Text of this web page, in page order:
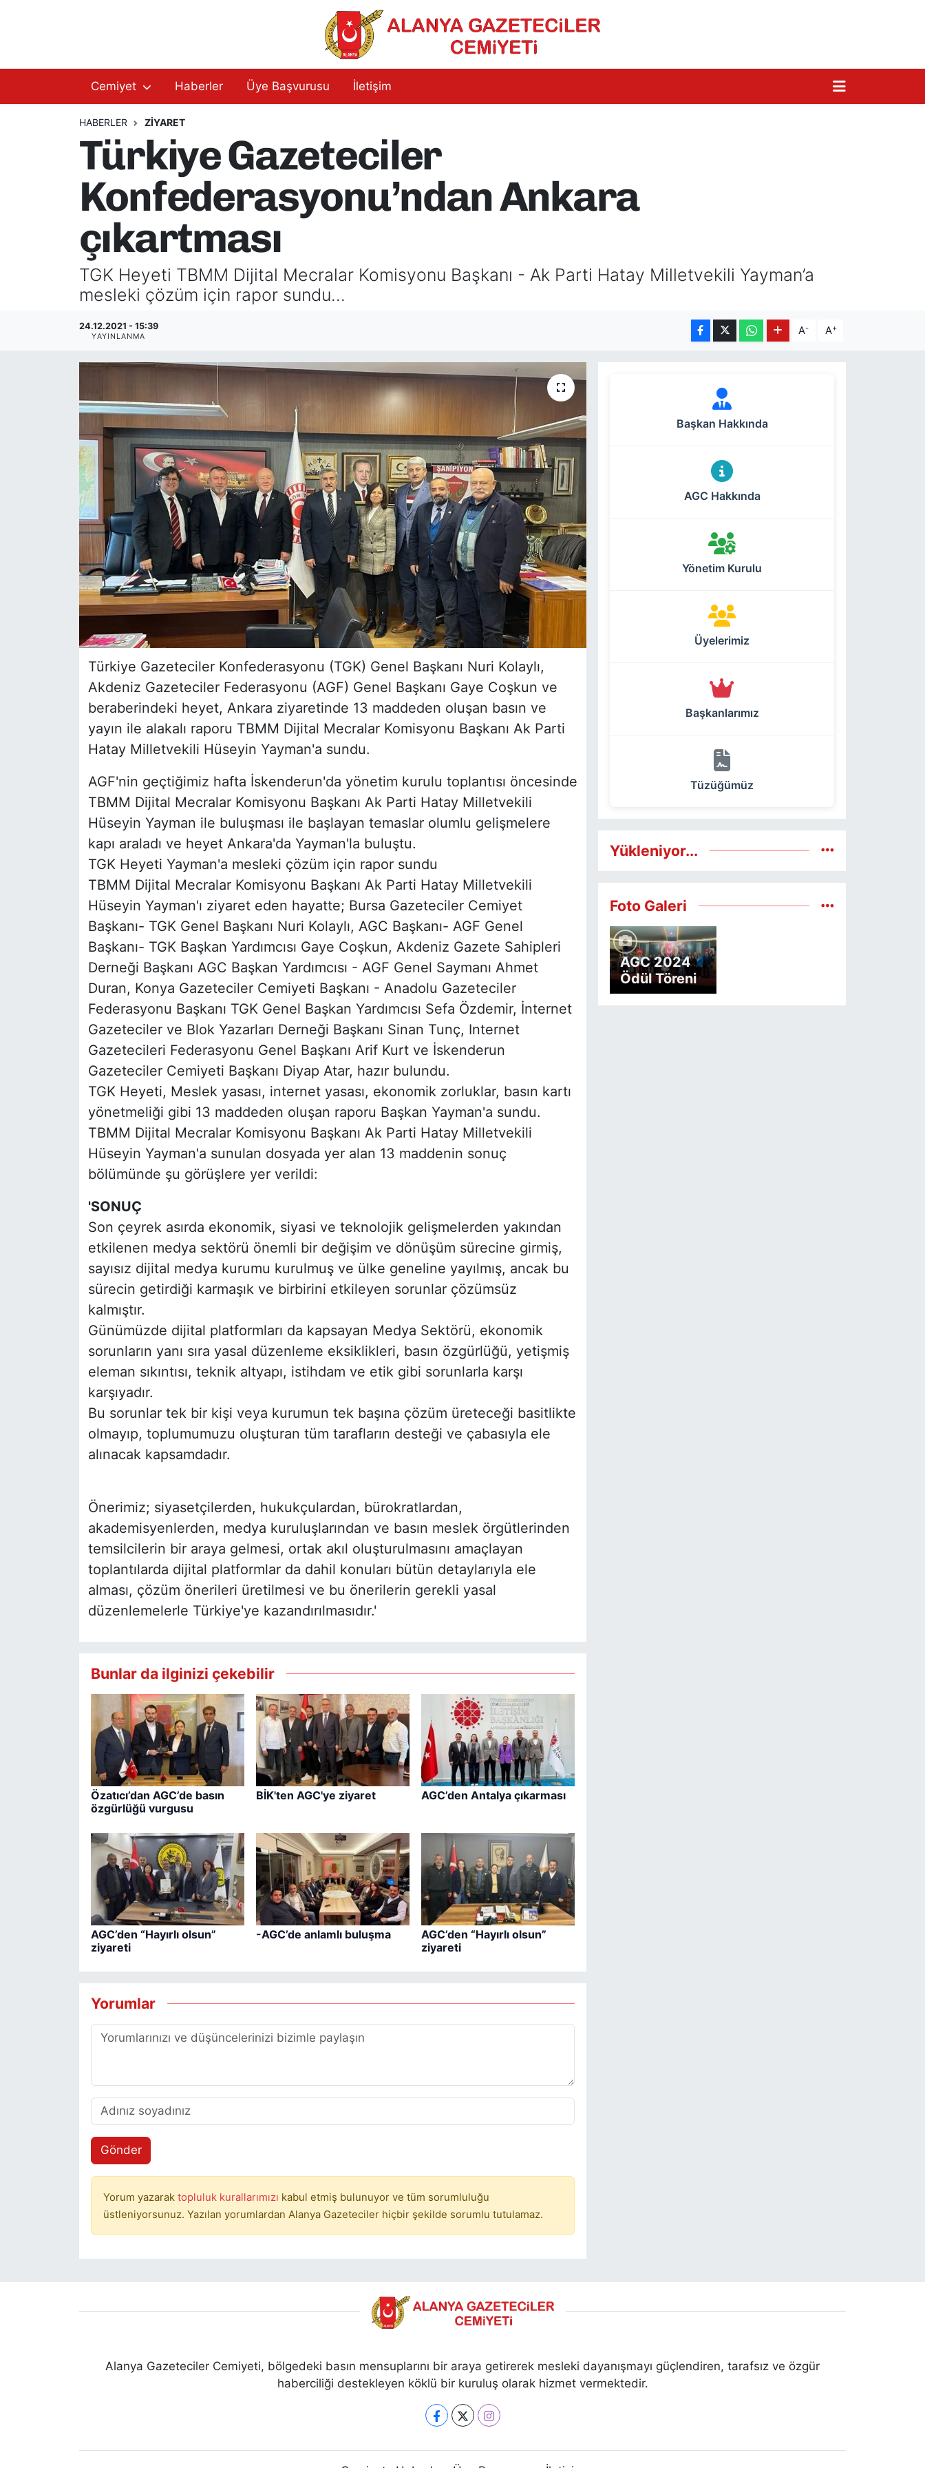
Cemiyet Haberler Üye Başvurusu İletişim
HABERLER ZIYARET
Türkiye Gazeteciler
Konfederasyonu’ndan Ankara
çıkartması
TGK Heyeti TBMM Dijital Mecralar Komisyonu Başkanı - Ak Parti Hatay Milletvekili Yayman’a
mesleki çözüm için rapor sundu…
24.12.2021 - 15:39
YAYINLANMA A- A+
Türkiye Gazeteciler Konfederasyonu (TGK) Genel Başkanı Nuri Kolaylı,
Akdeniz Gazeteciler Federasyonu (AGF) Genel Başkanı Gaye Coşkun ve
beraberindeki heyet, Ankara ziyaretinde 13 maddeden oluşan basın ve
yayın ile alakalı raporu TBMM Dijital Mecralar Komisyonu Başkanı Ak Parti
Hatay Milletvekili Hüseyin Yayman'a sundu.
AGF'nin geçtiğimiz hafta İskenderun'da yönetim kurulu toplantısı öncesinde
TBMM Dijital Mecralar Komisyonu Başkanı Ak Parti Hatay Milletvekili
Hüseyin Yayman ile buluşması ile başlayan temaslar olumlu gelişmelere
kapı araladı ve heyet Ankara'da Yayman'la buluştu.
TGK Heyeti Yayman'a mesleki çözüm için rapor sundu
TBMM Dijital Mecralar Komisyonu Başkanı Ak Parti Hatay Milletvekili
Hüseyin Yayman'ı ziyaret eden hayatte; Bursa Gazeteciler Cemiyet
Başkanı- TGK Genel Başkanı Nuri Kolaylı, AGC Başkanı- AGF Genel
Başkanı- TGK Başkan Yardımcısı Gaye Coşkun, Akdeniz Gazete Sahipleri
Derneği Başkanı AGC Başkan Yardımcısı - AGF Genel Saymanı Ahmet
Duran, Konya Gazeteciler Cemiyeti Başkanı - Anadolu Gazeteciler
Federasyonu Başkanı TGK Genel Başkan Yardımcısı Sefa Özdemir, İnternet
Gazeteciler ve Blok Yazarları Derneği Başkanı Sinan Tunç, Internet
Gazetecileri Federasyonu Genel Başkanı Arif Kurt ve İskenderun
Gazeteciler Cemiyeti Başkanı Diyap Atar, hazır bulundu.
TGK Heyeti, Meslek yasası, internet yasası, ekonomik zorluklar, basın kartı
yönetmeliği gibi 13 maddeden oluşan raporu Başkan Yayman'a sundu.
TBMM Dijital Mecralar Komisyonu Başkanı Ak Parti Hatay Milletvekili
Hüseyin Yayman'a sunulan dosyada yer alan 13 maddenin sonuç
bölümünde şu görüşlere yer verildi:
'SONUÇ
Son çeyrek asırda ekonomik, siyasi ve teknolojik gelişmelerden yakından
etkilenen medya sektörü önemli bir değişim ve dönüşüm sürecine girmiş,
sayısız dijital medya kurumu kurulmuş ve ülke geneline yayılmış, ancak bu
sürecin getirdiği karmaşık ve birbirini etkileyen sorunlar çözümsüz
kalmıştır.
Günümüzde dijital platformları da kapsayan Medya Sektörü, ekonomik
sorunların yanı sıra yasal düzenleme eksiklikleri, basın özgürlüğü, yetişmiş
eleman sıkıntısı, teknik altyapı, istihdam ve etik gibi sorunlarla karşı
karşıyadır.
Bu sorunlar tek bir kişi veya kurumun tek başına çözüm üreteceği basitlikte
olmayıp, toplumumuzu oluşturan tüm tarafların desteği ve çabasıyla ele
alınacak kapsamdadır.
Önerimiz; siyasetçilerden, hukukçulardan, bürokratlardan,
akademisyenlerden, medya kuruluşlarından ve basın meslek örgütlerinden
temsilcilerin bir araya gelmesi, ortak akıl oluşturulmasını amaçlayan
toplantılarda dijital platformlar da dahil konuları bütün detaylarıyla ele
alması, çözüm önerileri üretilmesi ve bu önerilerin gerekli yasal
düzenlemelerle Türkiye'ye kazandırılmasıdır.'
Bunlar da ilginizi çekebilir
Özatıcı’dan AGC’de basın
özgürlüğü vurgusu
BİK'ten AGC'ye ziyaret AGC’den Antalya çıkarması
AGC’den “Hayırlı olsun”
ziyareti
-AGC’de anlamlı buluşma
AGC’den “Hayırlı olsun”
ziyareti
Yorumlar
Gönder
Yorum yazarak topluluk kurallarımızı kabul etmiş bulunuyor ve tüm sorumluluğu
üstleniyorsunuz. Yazılan yorumlardan Alanya Gazeteciler hiçbir şekilde sorumlu tutulamaz.
Başkan Hakkında
AGC Hakkında
Yönetim Kurulu
Üyelerimiz
Başkanlarımız
Tüzüğümüz
Yükleniyor...
Foto Galeri
AGC 2024
Ödül Töreni
Alanya Gazeteciler Cemiyeti, bölgedeki basın mensuplarını bir araya getirerek mesleki dayanışmayı güçlendiren, tarafsız ve özgür
haberciliği destekleyen köklü bir kuruluş olarak hizmet vermektedir.
Başkanlarımız
Yönetim Kurulu
Tüzüğümüz
Üye Başvurusu
AGC Hakkında
Yönetim Kurulu
Başkanlarımız
Tüzüğümüz